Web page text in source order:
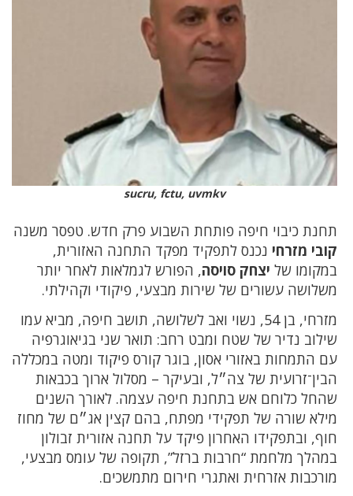
sucru, fctu, uvmkv
תחנת כיבוי חיפה פותחת השבוע פרק חדש. טפסר משנה
קובי מזרחי נכנס לתפקיד מפקד התחנה האזורית,
במקומו של יצחק סויסה, הפורש לגמלאות לאחר יותר
משלושה עשורים של שירות מבצעי, פיקודי וקהילתי.
מזרחי, בן 54, נשוי ואב לשלושה, תושב חיפה, מביא עמו
שילוב נדיר של שטח ומבט רחב: תואר שני בגיאוגרפיה
עם התמחות באזורי אסון, בוגר קורס פיקוד ומטה במכללה
הבין־זרועית של צה״ל, ובעיקר – מסלול ארוך בכבאות
שהחל כלוחם אש בתחנת חיפה עצמה. לאורך השנים
מילא שורה של תפקידי מפתח, בהם קצין אג״ם של מחוז
חוף, ובתפקידו האחרון פיקד על תחנה אזורית זבולון
במהלך מלחמת “חרבות ברזל”, תקופה של עומס מבצעי,
מורכבות אזרחית ואתגרי חירום מתמשכים.